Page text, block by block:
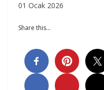
01 Ocak 2026
Share this…